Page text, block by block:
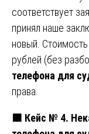
соответствует
принял наше
новый.
рублей (без
телефона для
права.
🟧 Кейс № 4.